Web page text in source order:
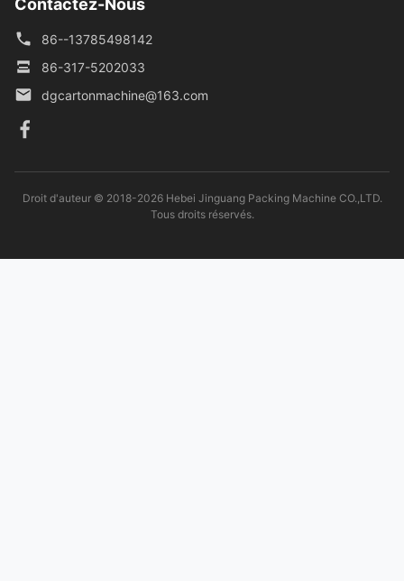
Contactez-Nous
86--13785498142
86-317-5202033
dgcartonmachine@163.com
Droit d'auteur © 2018-2026 Hebei Jinguang Packing Machine CO.,LTD.
Tous droits réservés.